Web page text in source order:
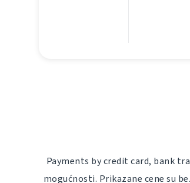
Payments by credit card, bank
mogućnosti. Prikazane cene su